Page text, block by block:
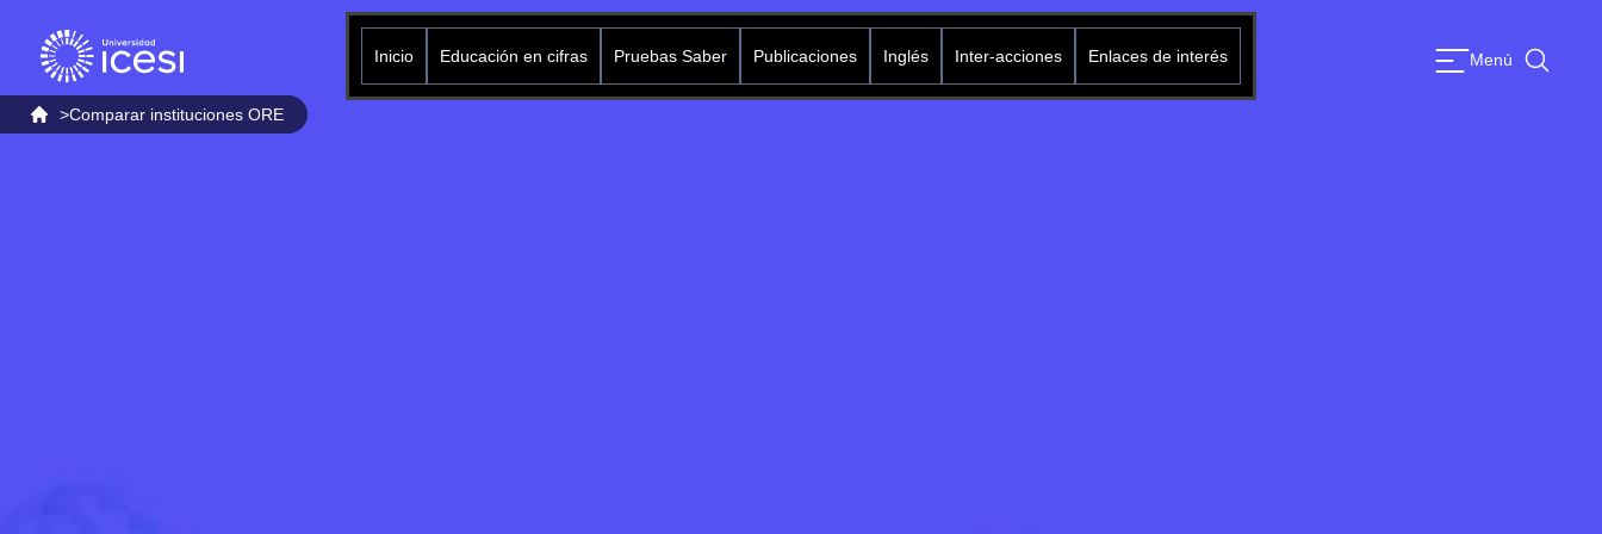
Menú
>Comparar instituciones ORE
Inicio Educación en cifras Pruebas Saber Publicaciones Inglés Inter-acciones Enlaces de interés